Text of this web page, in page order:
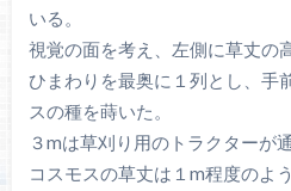
いる。
視覚の面を考え、左側に草丈の
ひまわりを最奥に１列とし、手
スの種を蒔いた。
３mは草刈り用のトラクターが
コスモスの草丈は１m程度のよ